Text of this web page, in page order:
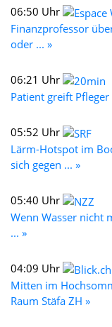
06:50 Uhr
Finanzprofessor
oder ... »
06:21 Uhr
Patient greift
05:52 Uhr
Lärm-Hotspot im
sich gegen ... »
05:40 Uhr
Wenn Wasser nicht
... »
04:09 Uhr
Mitten im
Raum Stäfa ZH »